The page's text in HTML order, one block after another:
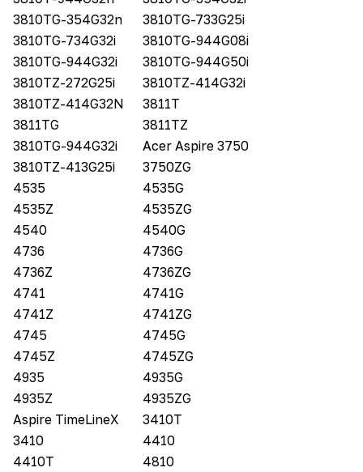
3810TG-354G32n
3810TG-733G25i
3810TG-734G32i
3810TG-944G08i
3810TG-944G32i
3810TG-944G50i
3810TZ-272G25i
3810TZ-414G32i
3810TZ-414G32N
3811T
3811TG
3811TZ
3810TG-944G32i
Acer Aspire 3750
3810TZ-413G25i
3750ZG
4535
4535G
4535Z
4535ZG
4540
4540G
4736
4736G
4736Z
4736ZG
4741
4741G
4741Z
4741ZG
4745
4745G
4745Z
4745ZG
4935
4935G
4935Z
4935ZG
Aspire TimeLineX
3410
3410T
4410
4410T
4810